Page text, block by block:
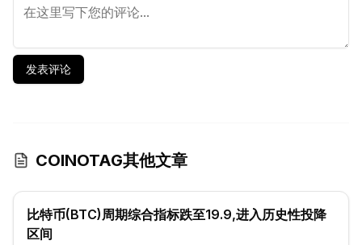
发表评论
COINOTAG其他文章
比特币(BTC)周期综合指标跌至19.9,进入历史性投降
区间